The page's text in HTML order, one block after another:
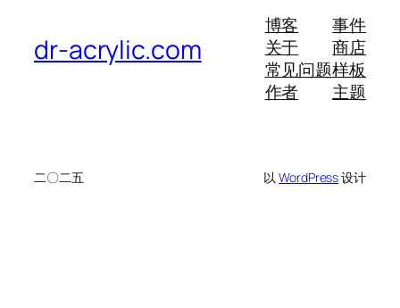
dr-acrylic.com
博客
关于
常见问题
作者
事件
商店
样板
主题
二〇二五 以WordPress设计